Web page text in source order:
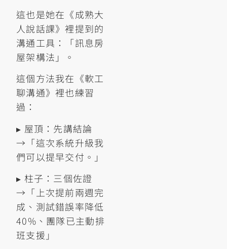
這也是她在《成熟大
人說話課》裡提到的
溝通工具：「訊息房
屋架構法」。
這個方法我在《軟工
聊溝通》裡也練習
過：
▸ 屋頂：先講結論
→「這次系統升級我
們可以提早交付。」
▸ 柱子：三個佐證
→「上次提前兩週完
成、測試錯誤率降低
40%、團隊已主動排
班支援」